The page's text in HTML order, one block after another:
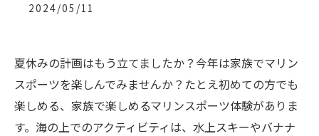
2024/05/11
夏休みの計画はもう立てましたか？今年は家族でマリン
スポーツを楽しんでみませんか？たとえ初めての方でも
楽しめる、家族で楽しめるマリンスポーツ体験がありま
す。海の上でのアクティビティは、水上スキーやバナナ